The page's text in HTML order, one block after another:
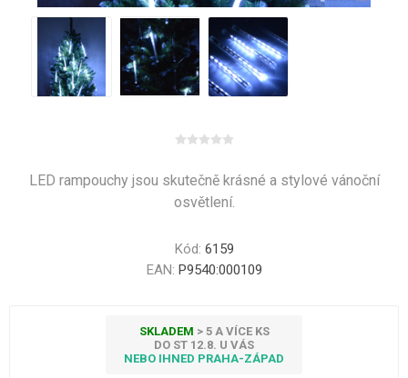
LED rampouchy jsou skutečně krásné a stylové vánoční
osvětlení.
Kód: 6159
EAN: P9540:000109
SKLADEM > 5 A VÍCE KS
DO ST 12.8. U VÁS
NEBO IHNED PRAHA-ZÁPAD